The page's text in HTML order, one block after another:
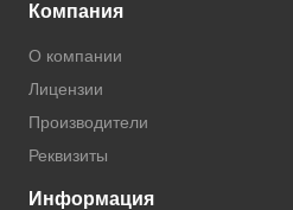
Компания
О компании
Лицензии
Производители
Реквизиты
Информация